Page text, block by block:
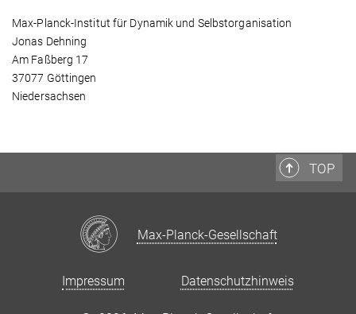
Max-Planck-Institut für Dynamik und Selbstorganisation
Jonas Dehning
Am Faßberg 17
37077 Göttingen
Niedersachsen
TOP
Max-Planck-Gesellschaft
Impressum Datenschutzhinweis